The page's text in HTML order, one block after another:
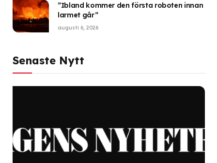
”Ibland kommer den första roboten innan
larmet går”
augusti 6, 2026
Senaste Nytt